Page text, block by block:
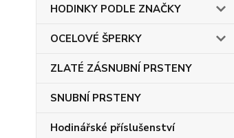
HODINKY PODLE ZNAČKY
OCELOVÉ ŠPERKY
ZLATÉ ZÁSNUBNÍ PRSTENY
SNUBNÍ PRSTENY
Hodinářské příslušenství